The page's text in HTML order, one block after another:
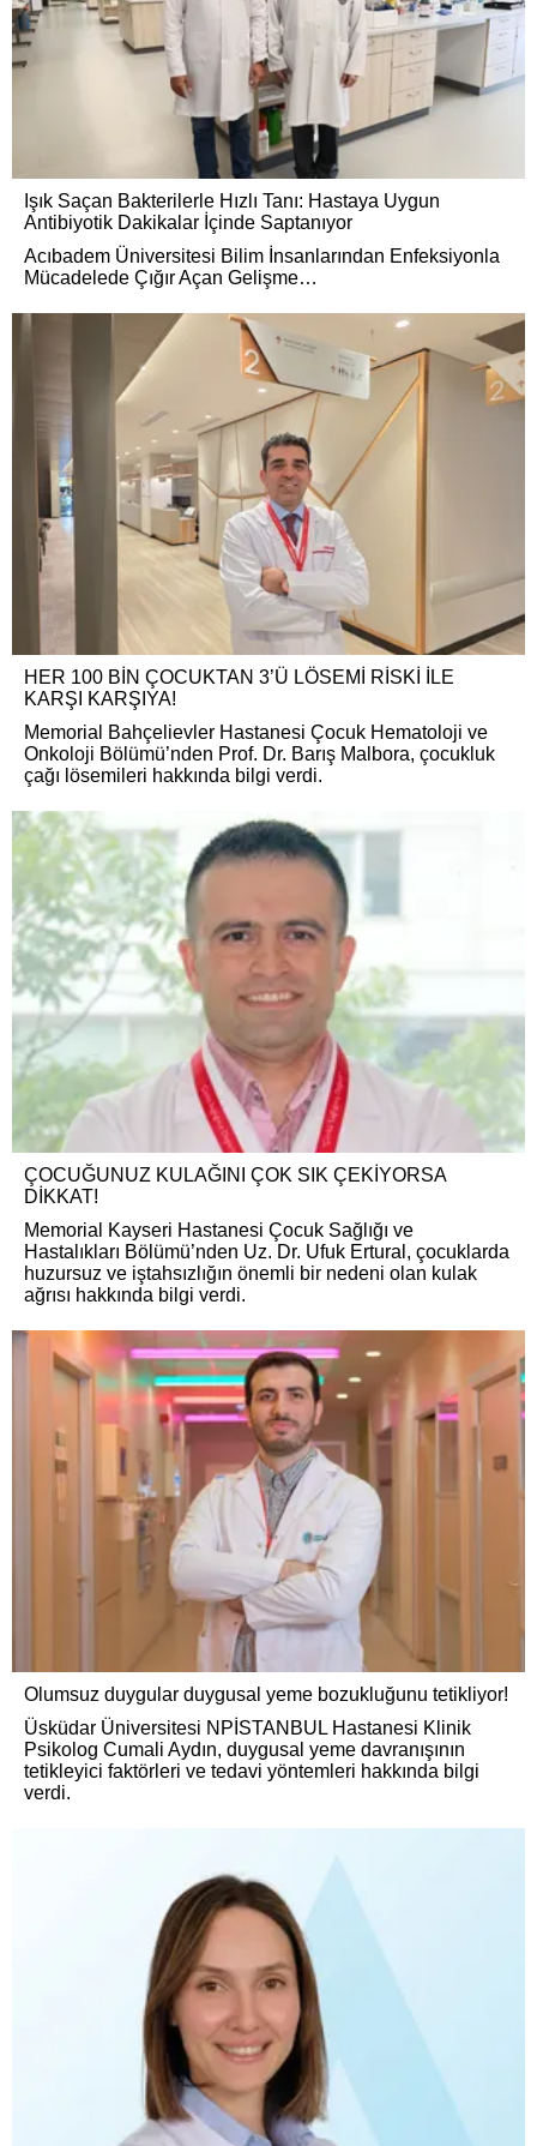
Işık Saçan Bakterilerle Hızlı Tanı: Hastaya Uygun
Antibiyotik Dakikalar İçinde Saptanıyor
Acıbadem Üniversitesi Bilim İnsanlarından Enfeksiyonla
Mücadelede Çığır Açan Gelişme…
HER 100 BİN ÇOCUKTAN 3’Ü LÖSEMİ RİSKİ İLE
KARŞI KARŞIYA!
Memorial Bahçelievler Hastanesi Çocuk Hematoloji ve
Onkoloji Bölümü’nden Prof. Dr. Barış Malbora, çocukluk
çağı lösemileri hakkında bilgi verdi.
ÇOCUĞUNUZ KULAĞINI ÇOK SIK ÇEKİYORSA
DİKKAT!
Memorial Kayseri Hastanesi Çocuk Sağlığı ve
Hastalıkları Bölümü’nden Uz. Dr. Ufuk Ertural, çocuklarda
huzursuz ve iştahsızlığın önemli bir nedeni olan kulak
ağrısı hakkında bilgi verdi.
Olumsuz duygular duygusal yeme bozukluğunu tetikliyor!
Üsküdar Üniversitesi NPİSTANBUL Hastanesi Klinik
Psikolog Cumali Aydın, duygusal yeme davranışının
tetikleyici faktörleri ve tedavi yöntemleri hakkında bilgi
verdi.